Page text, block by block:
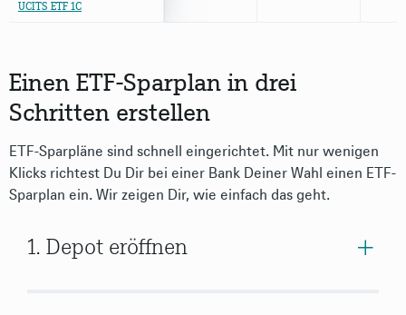
UCITS ETF 1C
Einen ETF-Sparplan in drei
Schritten erstellen
ETF-Sparpläne sind schnell eingerichtet. Mit nur wenigen
Klicks richtest Du Dir bei einer Bank Deiner Wahl einen ETF-
Sparplan ein. Wir zeigen Dir, wie einfach das geht.
1. Depot eröffnen